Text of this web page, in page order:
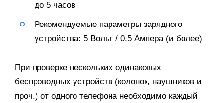
до 5 часов
Рекомендуемые параметры зарядного
устройства: 5 Вольт / 0,5 Ампера (и более)
При проверке нескольких одинаковых
беспроводных устройств (колонок, наушников и
проч.) от одного телефона необходимо каждый